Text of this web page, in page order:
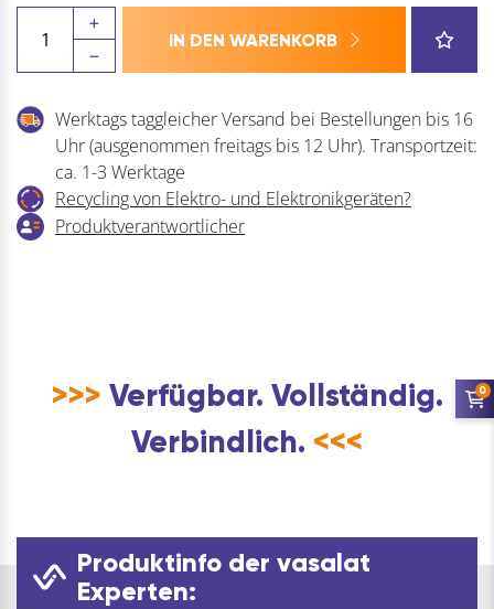
Rundkabel-
Entmanteler
No.13
Kabeldurchmesser
6
-
IN DEN WARENKORB
Werktags taggleicher Versand bei Bestellungen bis 16
Uhr (ausgenommen freitags bis 12 Uhr). Transportzeit:
ca. 1-3 Werktage
Recycling von Elektro- und Elektronikgeräten?
Produktverantwortlicher
>>> Verfügbar. Vollständig.
Verbindlich. <<<
Produktinfo der vasalat
Experten:
0